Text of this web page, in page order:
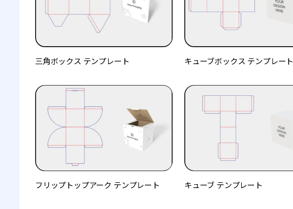
三角ボックス テンプレート キューブボックス テンプレート
フリップトップアーク テンプレート キューブ テンプレート